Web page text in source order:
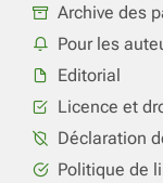
Archive des
Pour les
Editorial
Licence et
Déclaration
Politique de